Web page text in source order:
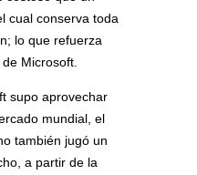
cual conserva toda
lo que refuerza
Microsoft.
supo aprovechar
mundial, el
también jugó un
a partir de la